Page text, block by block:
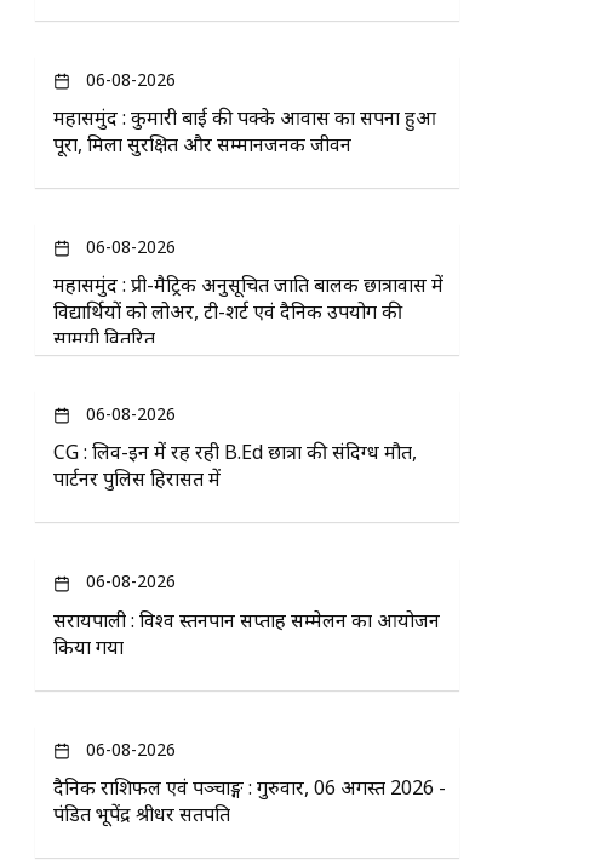
06-08-2026
महासमुंद : कुमारी बाई की पक्के आवास का सपना हुआ
पूरा, मिला सुरक्षित और सम्मानजनक जीवन
06-08-2026
महासमुंद : प्री-मैट्रिक अनुसूचित जाति बालक छात्रावास में
विद्यार्थियों को लोअर, टी-शर्ट एवं दैनिक उपयोग की
सामग्री वितरित
06-08-2026
CG : लिव-इन में रह रही B.Ed छात्रा की संदिग्ध मौत,
पार्टनर पुलिस हिरासत में
06-08-2026
सरायपाली : विश्व स्तनपान सप्ताह सम्मेलन का आयोजन
किया गया
06-08-2026
दैनिक राशिफल एवं पञ्चाङ्ग : गुरुवार, 06 अगस्त 2026 -
पंडित भूपेंद्र श्रीधर सतपति